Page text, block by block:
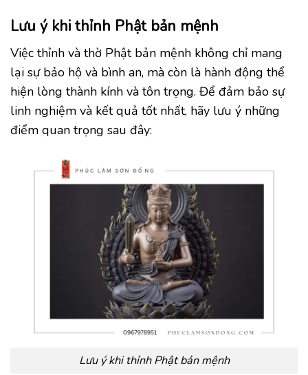
Lưu ý khi thỉnh Phật bản mệnh
Việc thỉnh và thờ Phật bản mệnh không chỉ mang
lại sự bảo hộ và bình an, mà còn là hành động thể
hiện lòng thành kính và tôn trọng. Để đảm bảo sự
linh nghiệm và kết quả tốt nhất, hãy lưu ý những
điểm quan trọng sau đây:
Lưu ý khi thỉnh Phật bản mệnh